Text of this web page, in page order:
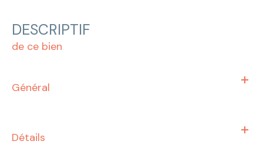
DESCRIPTIF
de ce bien
Général
Détails